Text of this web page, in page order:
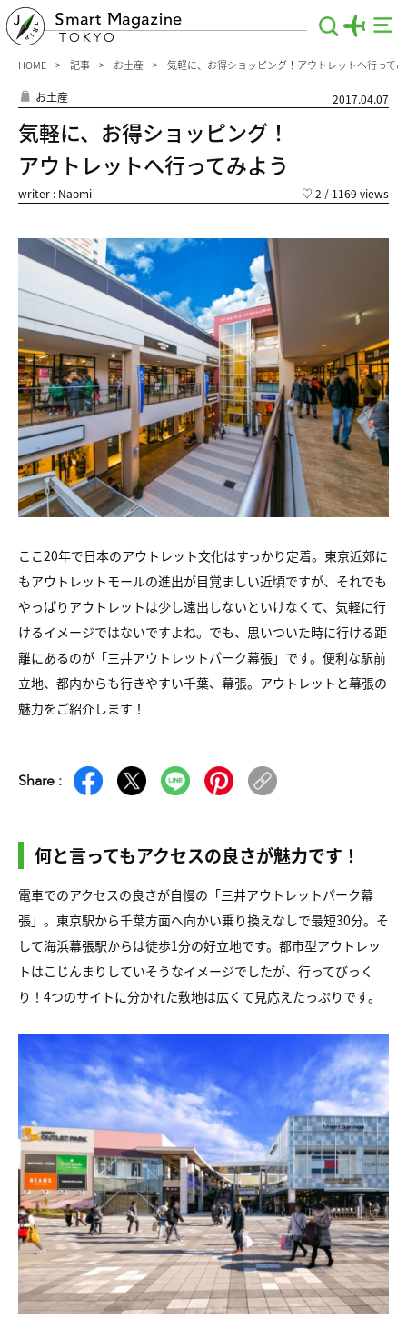
Smart Magazine
TOKYO
HOME 記事 お土産 気軽に、お得ショッピング！アウトレットへ行って
お土産 2017.04.07
気軽に、お得ショッピング！
アウトレットへ行ってみよう
writer : Naomi ♡ 2 / 1169 views
ここ20年で日本のアウトレット文化はすっかり定着。東京近郊に
もアウトレットモールの進出が目覚ましい近頃ですが、それでも
やっぱりアウトレットは少し遠出しないといけなくて、気軽に行
けるイメージではないですよね。でも、思いついた時に行ける距
離にあるのが「三井アウトレットパーク幕張」です。便利な駅前
立地、都内からも行きやすい千葉、幕張。アウトレットと幕張の
魅力をご紹介します！
Share :
何と言ってもアクセスの良さが魅力です！
電車でのアクセスの良さが自慢の「三井アウトレットパーク幕
張」。東京駅から千葉方面へ向かい乗り換えなしで最短30分。そ
して海浜幕張駅からは徒歩1分の好立地です。都市型アウトレッ
トはこじんまりしていそうなイメージでしたが、行ってびっく
り！4つのサイトに分かれた敷地は広くて見応えたっぷりです。